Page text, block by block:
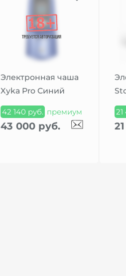
Электронная чаша
Xyka Pro Синий
42 140 руб. премиум
43 000 руб.